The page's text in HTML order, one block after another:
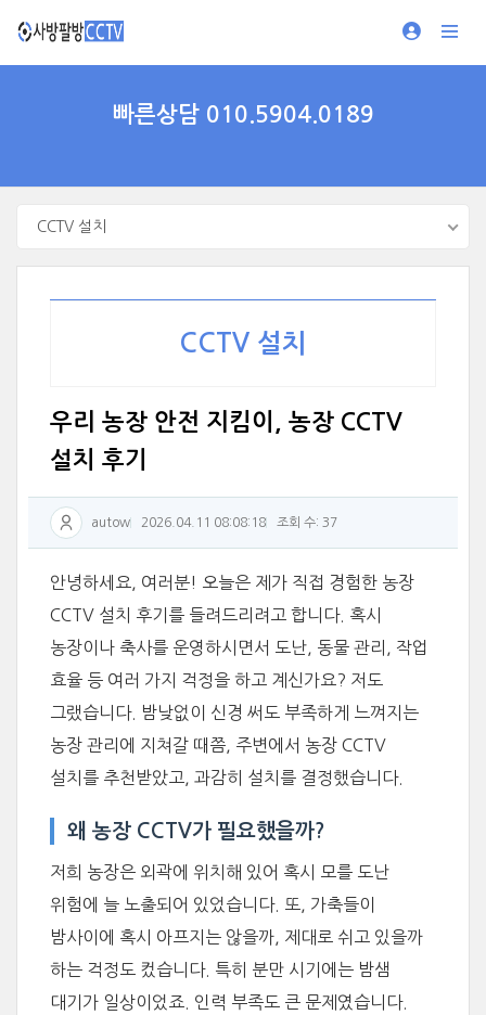
빠른상담 010.5904.0189
CCTV 설치
CCTV 설치
우리 농장 안전 지킴이, 농장 CCTV
설치 후기
autow 2026.04.11 08:08:18 조회 수: 37
안녕하세요, 여러분! 오늘은 제가 직접 경험한 농장
CCTV 설치 후기를 들려드리려고 합니다. 혹시
농장이나 축사를 운영하시면서 도난, 동물 관리, 작업
효율 등 여러 가지 걱정을 하고 계신가요? 저도
그랬습니다. 밤낮없이 신경 써도 부족하게 느껴지는
농장 관리에 지쳐갈 때쯤, 주변에서 농장 CCTV
설치를 추천받았고, 과감히 설치를 결정했습니다.
왜 농장 CCTV가 필요했을까?
저희 농장은 외곽에 위치해 있어 혹시 모를 도난
위험에 늘 노출되어 있었습니다. 또, 가축들이
밤사이에 혹시 아프지는 않을까, 제대로 쉬고 있을까
하는 걱정도 컸습니다. 특히 분만 시기에는 밤샘
대기가 일상이었죠. 인력 부족도 큰 문제였습니다.